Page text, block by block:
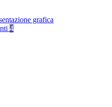
grafica
4